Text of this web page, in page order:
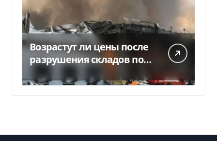
Возрастут ли цены после
разрушения складов под